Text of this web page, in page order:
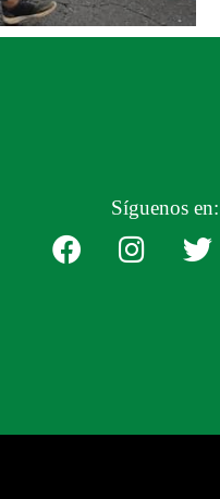
Síguenos en: